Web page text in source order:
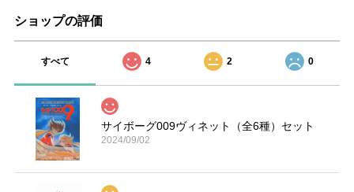
ショップの評価
すべて 4 2 0
サイボーグ009ヴィネット（全6種）セット
2024/09/02